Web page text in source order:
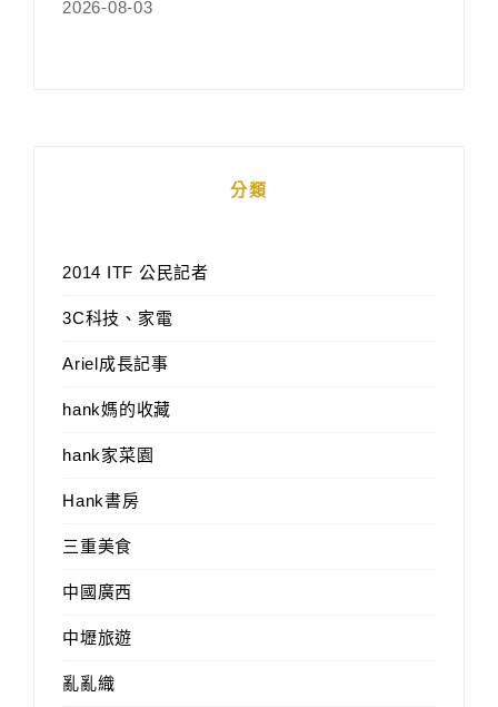
2026-08-03
分類
2014 ITF 公民記者
3C科技、家電
Ariel成長記事
hank媽的收藏
hank家菜園
Hank書房
三重美食
中國廣西
中壢旅遊
亂亂織